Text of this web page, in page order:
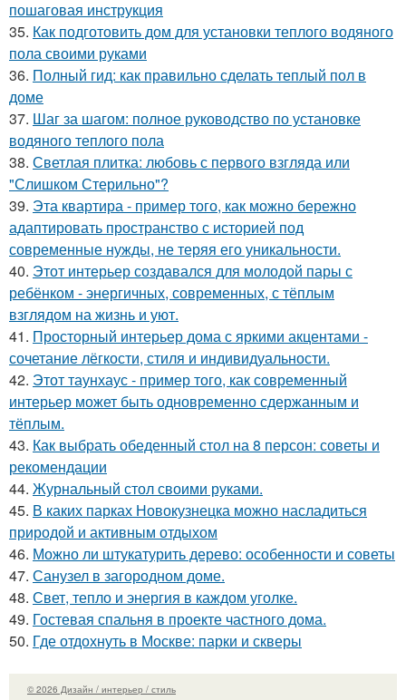
пошаговая инструкция
35. Как подготовить дом для установки теплого водяного
пола своими руками
36. Полный гид: как правильно сделать теплый пол в
доме
37. Шаг за шагом: полное руководство по установке
водяного теплого пола
38. Светлая плитка: любовь с первого взгляда или
"Слишком Стерильно"?
39. Эта квартира - пример того, как можно бережно
адаптировать пространство с историей под
современные нужды, не теряя его уникальности.
40. Этот интерьер создавался для молодой пары с
ребёнком - энергичных, современных, с тёплым
взглядом на жизнь и уют.
41. Просторный интерьер дома с яркими акцентами -
сочетание лёгкости, стиля и индивидуальности.
42. Этот таунхаус - пример того, как современный
интерьер может быть одновременно сдержанным и
тёплым.
43. Как выбрать обеденный стол на 8 персон: советы и
рекомендации
44. Журнальный стол своими руками.
45. В каких парках Новокузнецка можно насладиться
природой и активным отдыхом
46. Можно ли штукатурить дерево: особенности и советы
47. Санузел в загородном доме.
48. Свет, тепло и энергия в каждом уголке.
49. Гостевая спальня в проекте частного дома.
50. Где отдохнуть в Москве: парки и скверы
© 2026 Дизайн / интерьер / стиль